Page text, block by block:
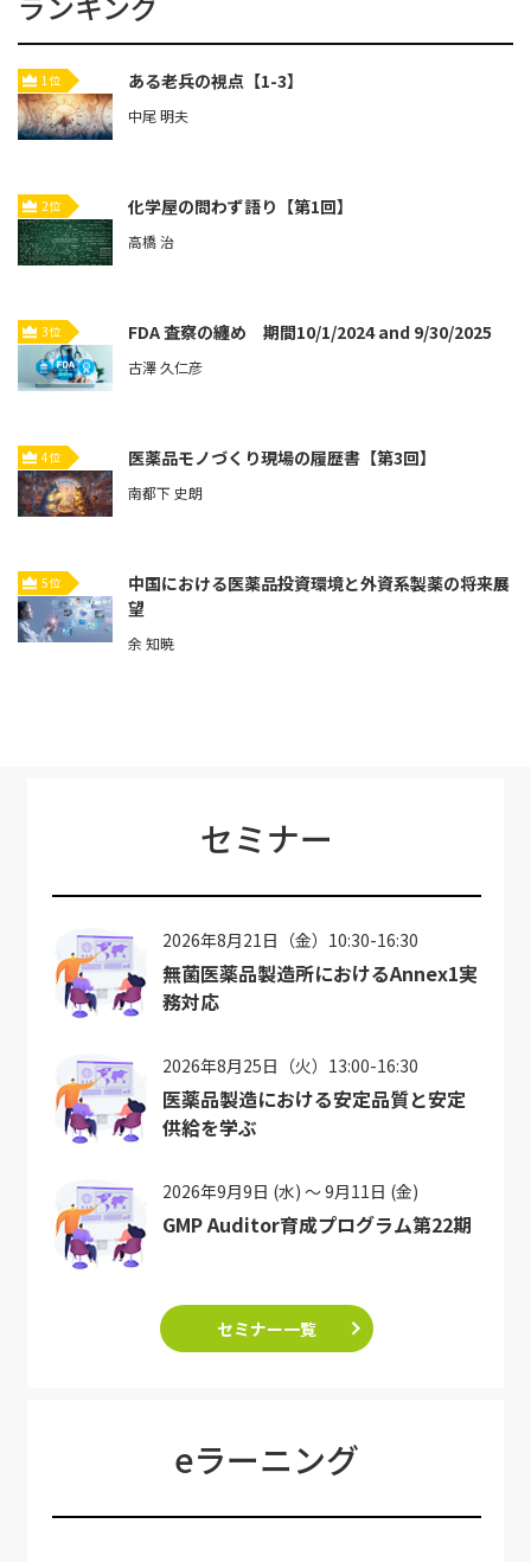
1位 ある老兵の視点【1-3】
中尾 明夫
2位 化学屋の問わず語り【第1回】
高橋 治
3位 FDA 査察の纏め 期間10/1/2024 and 9/30/2025
古澤 久仁彦
4位 医薬品モノづくり現場の履歴書【第3回】
南都下 史朗
5位
中国における医薬品投資環境と外資系製薬の将来展
望
余 知暁
セミナー
2026年8月21日（金）10:30-16:30
無菌医薬品製造所におけるAnnex1実
務対応
2026年8月25日（火）13:00-16:30
医薬品製造における安定品質と安定
供給を学ぶ
2026年9月9日 (水) ～ 9月11日 (金)
GMP Auditor育成プログラム第22期
セミナー一覧
eラーニング